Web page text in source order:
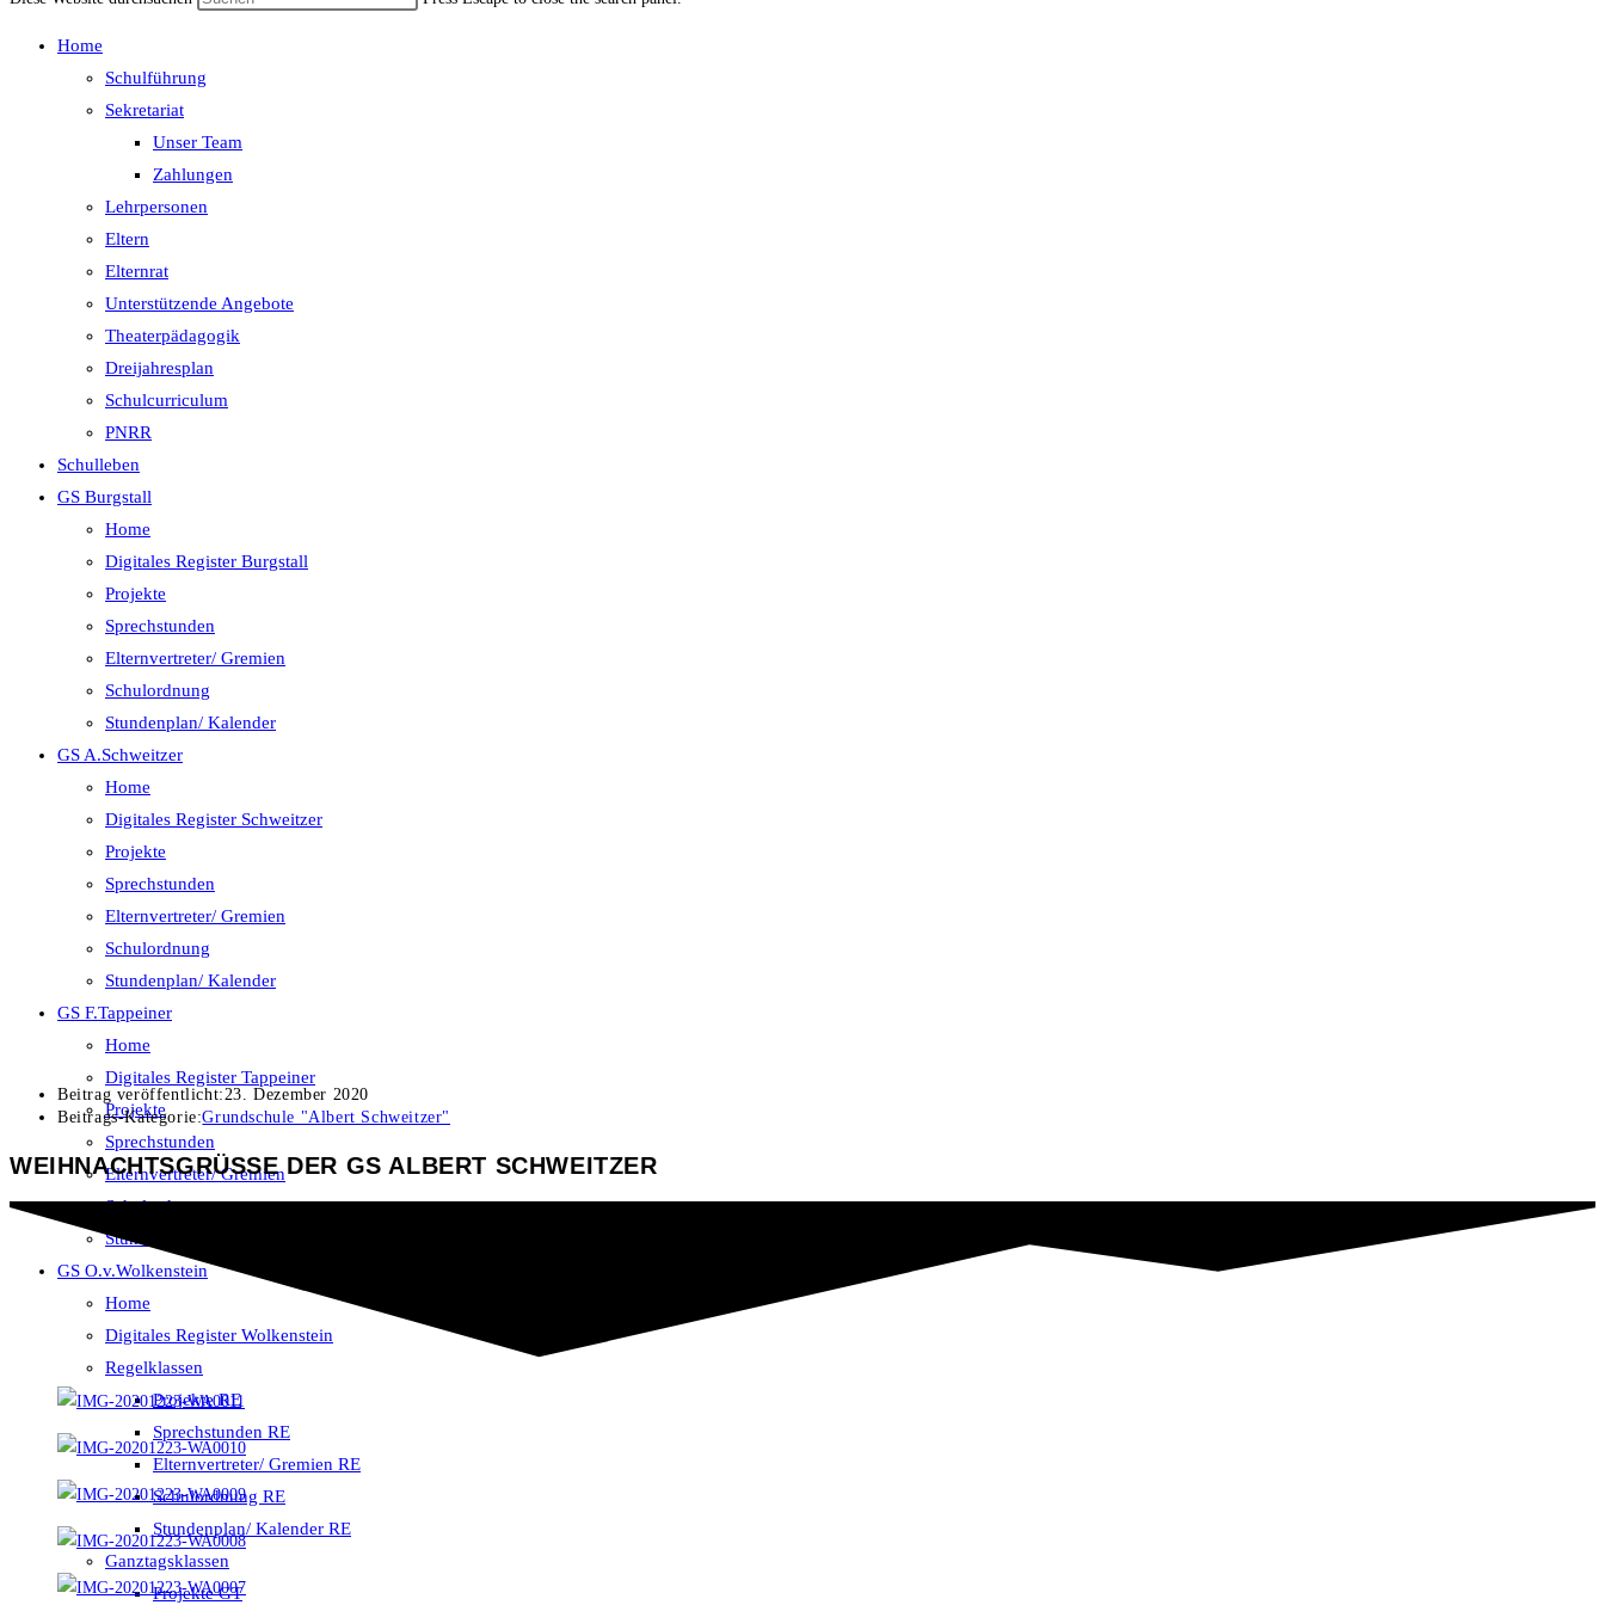
Home
Schulführung
Sekretariat
Unser Team
Zahlungen
Lehrpersonen
Eltern
Elternrat
Unterstützende Angebote
Theaterpädagogik
Dreijahresplan
Schulcurriculum
PNRR
Schulleben
GS Burgstall
Home
Digitales Register Burgstall
Projekte
Sprechstunden
Elternvertreter/ Gremien
Schulordnung
Stundenplan/ Kalender
GS A.Schweitzer
Home
Digitales Register Schweitzer
Projekte
Sprechstunden
Elternvertreter/ Gremien
Schulordnung
Stundenplan/ Kalender
GS F.Tappeiner
Home
Digitales Register Tappeiner
Projekte
Sprechstunden
Elternvertreter/ Gremien
Schulordnung
Stundenplan/ Kalender
GS O.v.Wolkenstein
Home
Digitales Register Wolkenstein
Regelklassen
Projekte RE
Sprechstunden RE
Elternvertreter/ Gremien RE
Schulordnung RE
Stundenplan/ Kalender RE
Ganztagsklassen
Projekte GT
Beitrag veröffentlicht:23. Dezember 2020
Beitrags-Kategorie:Grundschule "Albert Schweitzer"
WEIHNACHTSGRÜSSE DER GS ALBERT SCHWEITZER